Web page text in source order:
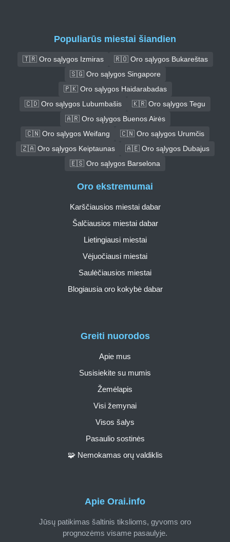
Populiarūs miestai šiandien
🇹🇷 Oro sąlygos Izmiras
🇷🇴 Oro sąlygos Bukareštas
🇸🇬 Oro sąlygos Singapore
🇵🇰 Oro sąlygos Haidarabadas
🇨🇩 Oro sąlygos Lubumbašis
🇰🇷 Oro sąlygos Tegu
🇦🇷 Oro sąlygos Buenos Airės
🇨🇳 Oro sąlygos Weifang
🇨🇳 Oro sąlygos Urumčis
🇿🇦 Oro sąlygos Keiptaunas
🇦🇪 Oro sąlygos Dubajus
🇪🇸 Oro sąlygos Barselona
Apie Orai.info
Jūsų patikimas šaltinis tikslioms, gyvoms oro
prognozėms visame pasaulyje.
Greiti nuorodos
Apie mus
Susisiekite su mumis
Žemėlapis
Visi žemynai
Visos šalys
Pasaulio sostinės
🧩 Nemokamas orų valdiklis
Oro ekstremumai
Karščiausios miestai dabar
Šalčiausios miestai dabar
Lietingiausi miestai
Vėjuočiausi miestai
Saulėčiausios miestai
Blogiausia oro kokybė dabar